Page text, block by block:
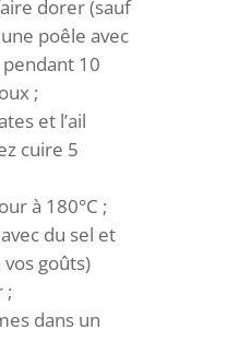
dorer (sauf
poêle avec
pendant 10
;
et l’ail
cuire 5
à 180°C ;
du sel et
goûts)
;
dans un